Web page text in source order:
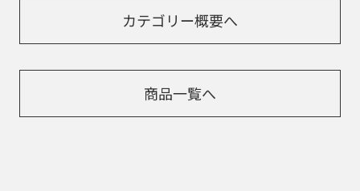
カテゴリー概要へ
商品一覧へ